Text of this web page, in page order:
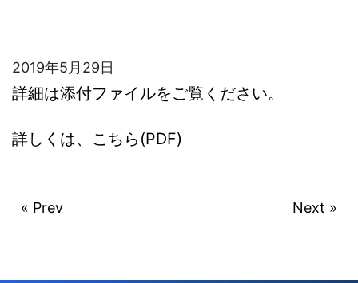
2019年5月29日
詳細は添付ファイルをご覧ください。
詳しくは、こちら(PDF)
« Prev Next »